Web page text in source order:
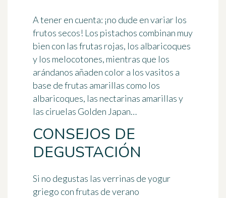
A tener en cuenta: ¡no dude en variar los
frutos secos! Los pistachos combinan muy
bien con las frutas rojas, los albaricoques
y los melocotones, mientras que los
arándanos añaden color a los vasitos a
base de frutas amarillas como los
albaricoques, las nectarinas amarillas y
las ciruelas Golden Japan…
CONSEJOS DE
DEGUSTACIÓN
Si no degustas las verrinas de yogur
griego con frutas de verano